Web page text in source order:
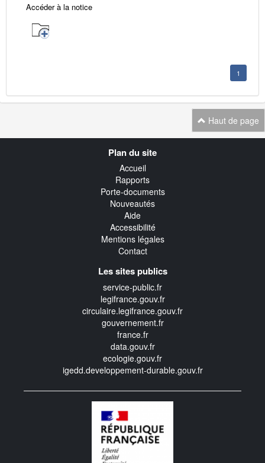
Accéder à la notice
1
Haut de page
Plan du site
Accueil
Rapports
Porte-documents
Nouveautés
Aide
Accessibilité
Mentions légales
Contact
Les sites publics
service-public.fr
legifrance.gouv.fr
circulaire.legifrance.gouv.fr
gouvernement.fr
france.fr
data.gouv.fr
ecologie.gouv.fr
igedd.developpement-durable.gouv.fr